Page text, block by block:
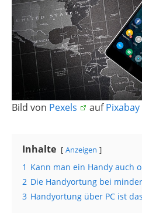
Bild von Pexels aufPixabay
Inhalte Anzeigen
1 Kann man ein Handy auch
2 Die Handyortung bei
3 Handyortung über PC ist